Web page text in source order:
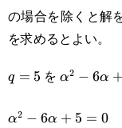
の場合を除くと解
を求めるとよい。
q=5
q = 5 を\alpha^2-
α2 − 6α +
\alpha^2-
α2 − 6α + 5 = 0